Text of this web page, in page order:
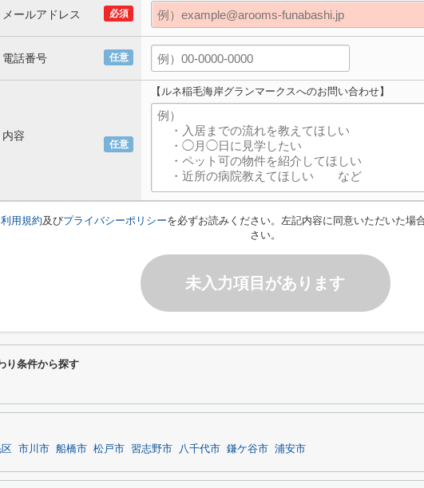
必須
メールアドレス
任意
電話番号
任意
内容
【ルネ稲毛海岸グランマークスへのお問い合わせ】
利用規約及びプライバシーポリシーを必ずお読みください。左記内容に同意いただいた場
さい。
未入力項目があります
り条件から探す
市川市 船橋市 松戸市 習志野市 八千代市 鎌ケ谷市 浦安市